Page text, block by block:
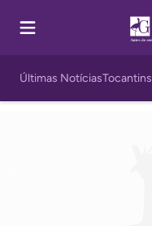
Últimas NotíciasTocantins